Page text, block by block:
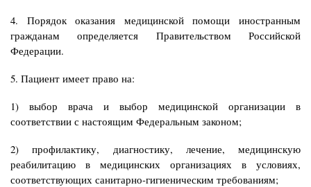
4. Порядок оказания медицинской помощи иностранным
гражданам определяется Правительством Российской
Федерации.
5. Пациент имеет право на:
1) выбор врача и выбор медицинской организации в
соответствии с настоящим Федеральным законом;
2) профилактику, диагностику, лечение, медицинскую
реабилитацию в медицинских организациях в условиях,
соответствующих санитарно-гигиеническим требованиям;